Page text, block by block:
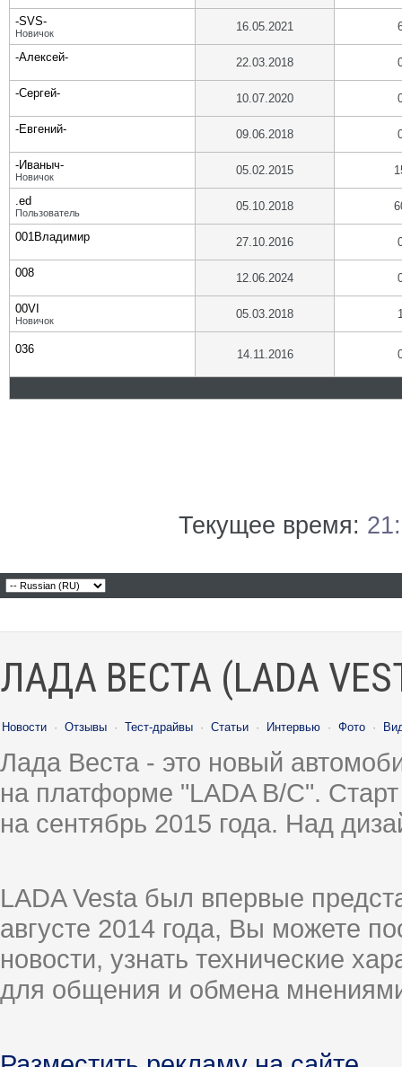
-SVS-
Новичок 16.05.2021
-Алексей- 22.03.2018
-Сергей- 10.07.2020
-Евгений- 09.06.2018
-Иваныч-
Новичок 05.02.2015
.ed
Пользователь 05.10.2018
001Владимир 27.10.2016
008 12.06.2024
00VI
Новичок 05.03.2018
036 14.11.2016
Текущее время:
ЛАДА ВЕСТА (LADA
Новости · Отзывы · Тест-драйвы · Статьи · Интервью · Фото ·
Лада Веста - это новый
на платформе "LADA B/C".
на сентябрь 2015 года. Над
LADA Vesta был впервые
августе 2014 года, Вы можете
новости, узнать технические
для общения и обмена